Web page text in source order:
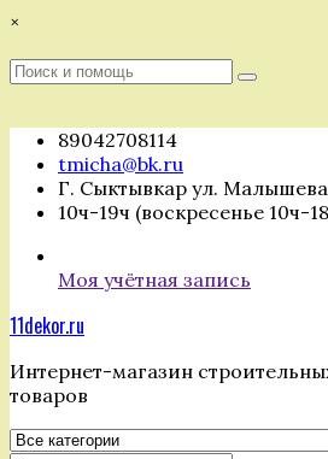
Перейти
содержимому
×
Поиск
Поиск
89042708114
tmicha@bk.ru
Г. Сыктывкар ул.
10ч-19ч (воскресенье 10ч-
Моя учётная запись
11dekor.ru
Интернет-магазин
товаров